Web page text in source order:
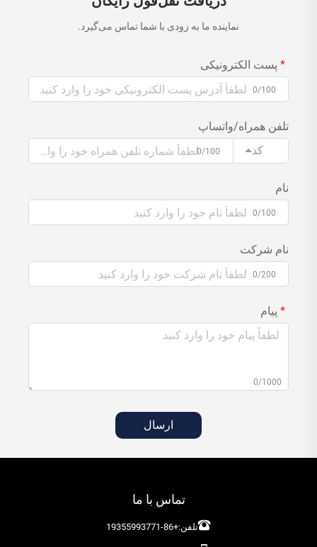
نماینده ما به زودی با شما تماس می‌گیرد.
پست الکترونیکی
0/100
تلفن همراه/واتساپ
کد
0/100
نام
0/100
نام شرکت
0/200
پیام
0/1000
ارسال
تماس با ما
تلفن:+86-19355993771